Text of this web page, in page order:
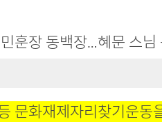
훈장 동백장…혜문 스님
문화재제자리찾기운동